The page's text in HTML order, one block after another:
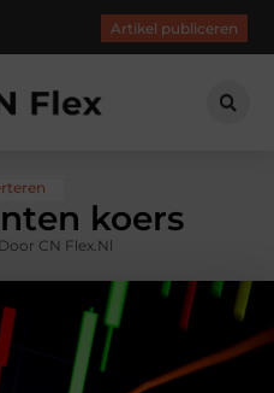
Artikel publiceren
koers
CN Flex.nl